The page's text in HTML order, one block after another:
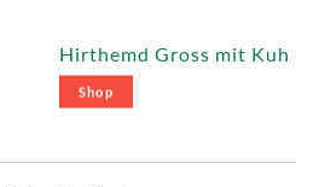
Hirthemd Gross mit Kuh
Shop